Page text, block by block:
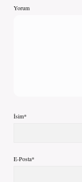
Yorum
İsim*
E-Posta*